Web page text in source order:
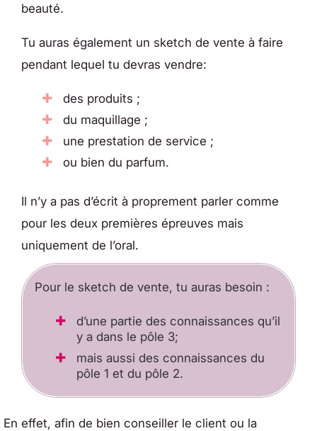
beauté.
Tu auras également un sketch de vente à faire
pendant lequel tu devras vendre:
des produits ;
du maquillage ;
une prestation de service ;
ou bien du parfum.
Il n’y a pas d’écrit à proprement parler comme
pour les deux premières épreuves mais
uniquement de l’oral.
Pour le sketch de vente, tu auras besoin :
d’une partie des connaissances qu’il
y a dans le pôle 3;
mais aussi des connaissances du
pôle 1 et du pôle 2.
En effet, afin de bien conseiller le client ou la